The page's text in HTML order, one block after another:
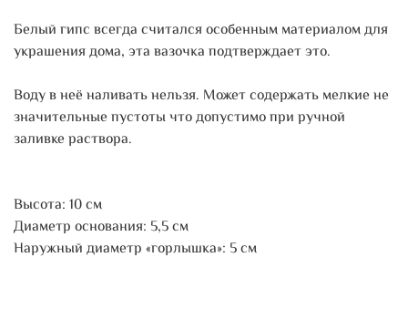
Белый гипс всегда считался особенным материалом для
украшения дома, эта вазочка подтверждает это.
Воду в неё наливать нельзя. Может содержать мелкие не
значительные пустоты что допустимо при ручной
заливке раствора.
Высота: 10 см
Диаметр основания: 5,5 см
Наружный диаметр «горлышка»: 5 см